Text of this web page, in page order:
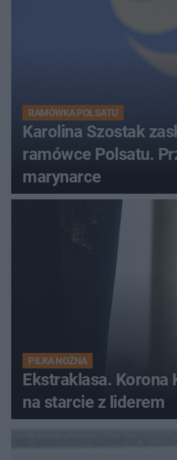
RAMÓWKA POLSATU
Karolina Szostak
ramówce Polsatu.
marynarce
PIŁKA NOŻNA
Ekstraklasa. Korona
na starcie z liderem